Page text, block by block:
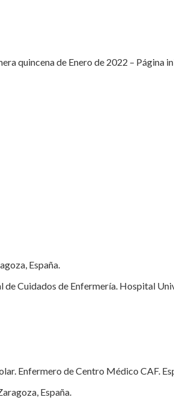
quincena de Enero de 2022 – Página
España.
Cuidados de Enfermería. Hospital
Enfermero de Centro Médico CAF.
España.